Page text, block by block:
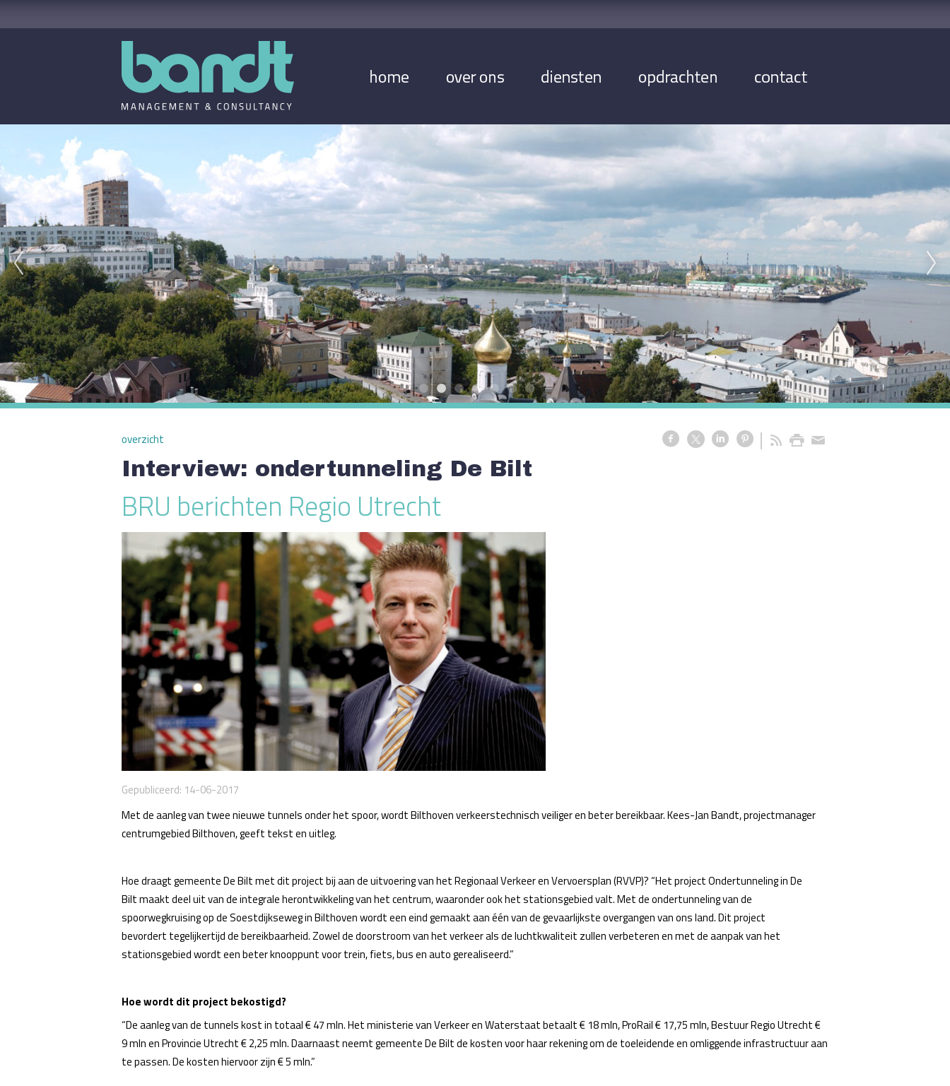
overzicht
Interview: ondertunneling De Bilt
BRU berichten Regio Utrecht
Gepubliceerd: 14-06-2017
Met de aanleg van twee nieuwe tunnels onder het spoor, wordt Bilthoven verkeerstechnisch veiliger en beter bereikbaar. Kees-Jan Bandt, projectmanager
centrumgebied Bilthoven, geeft tekst en uitleg.
Hoe draagt gemeente De Bilt met dit project bij aan de uitvoering van het Regionaal Verkeer en Vervoersplan (RVVP)? “Het project Ondertunneling in De
Bilt maakt deel uit van de integrale herontwikkeling van het centrum, waaronder ook het stationsgebied valt. Met de ondertunneling van de
spoorwegkruising op de Soestdijkseweg in Bilthoven wordt een eind gemaakt aan één van de gevaarlijkste overgangen van ons land. Dit project
bevordert tegelijkertijd de bereikbaarheid. Zowel de doorstroom van het verkeer als de luchtkwaliteit zullen verbeteren en met de aanpak van het
stationsgebied wordt een beter knooppunt voor trein, fiets, bus en auto gerealiseerd.”
Hoe wordt dit project bekostigd?
“De aanleg van de tunnels kost in totaal € 47 mln. Het ministerie van Verkeer en Waterstaat betaalt € 18 mln, ProRail € 17,75 mln, Bestuur Regio Utrecht €
9 mln en Provincie Utrecht € 2,25 mln. Daarnaast neemt gemeente De Bilt de kosten voor haar rekening om de toeleidende en omliggende infrastructuur aan
te passen. De kosten hiervoor zijn € 5 mln.”